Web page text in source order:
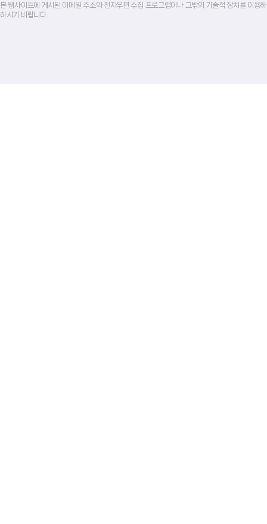
본 웹사이트에 게시된 이메일 주소와 전자우편 수집 프로그램이나 그밖의 기술적 장치를 이
하시기 바랍니다.